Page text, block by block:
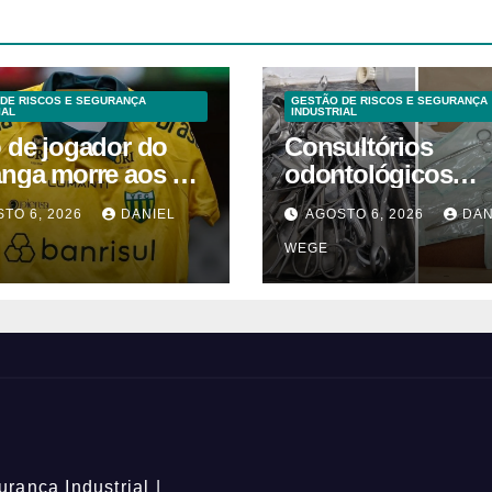
RISCOS E SEGURANÇA
de jogador do
morre aos 2
acidente
6, 2026 DANIEL
GESTÃO DE RISCOS E SEGURANÇA
INDUSTRIAL
Consultórios
odontológicos
interditados em
Campinas
2025
AGOSTO 6, 2026
WEGE
Industrial |